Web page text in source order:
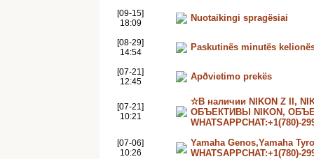
[09-15]
18:09
Nuotaikingi spragësiai
[08-29]
14:54
Paskutinës minutës
[07-21]
12:45
Apðvietimo prekës
[07-21]
10:21
✫В наличии NIKON Z II,
ОБЪЕКТИВЫ NIKON,
WHATSAPPCHAT:+1(780)-
[07-06]
10:26
Yamaha Genos,Yamaha
WHATSAPPCHAT:+1(780)-